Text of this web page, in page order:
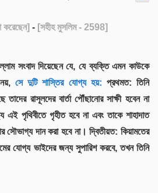
করেছেন] - [সহীহ মুসলিম - 2598]
সংবাদ দিয়েছেন যে, যে ব্যক্তি এমন কাউকে
সে দুটি শাস্তির যোগ্য হয়: প্রথমত: তিনি
তাদের রাসূলদের বার্তা পৌঁছানোর সাক্ষী হবেন না
এই পৃথিবীতে গৃহীত হবে না এবং তাকে শাহাদাত
সৌভাগ্য দান করা হবে না। দ্বিতীয়ত: কিয়ামতের
যোগ্য ভাইদের জন্য সুপারিশ করবে, তখন তিনি